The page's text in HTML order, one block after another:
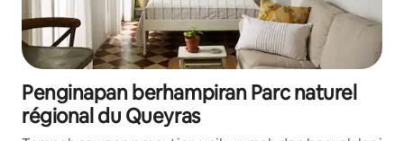
Penginapan berhampiran Parc naturel
régional du Queyras